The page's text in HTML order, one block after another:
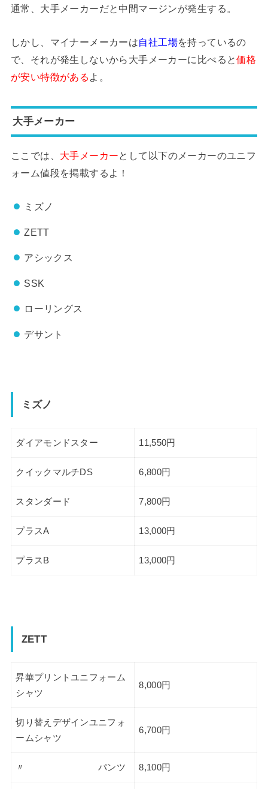
通常、大手メーカーだと中間マージンが発生する。
しかし、マイナーメーカーは自社工場を持っているの
で、それが発生しないから大手メーカーに比べると価格
が安い特徴がある よ。
大手メーカー
ここでは、 大手メーカーとして以下のメーカーのユニフ
ォーム値段を掲載するよ！
ミズノ
ZETT
アシックス
SSK
ローリングス
デサント
ミズノ
ダイアモンドスター 11,550円
クイックマルチDS 6,800円
スタンダード 7,800円
プラスA 13,000円
プラスB 13,000円
ZETT
昇華プリントユニフォーム
シャツ
8,000円
切り替えデザインユニフォ
ームシャツ
6,700円
〃 パンツ 8,100円